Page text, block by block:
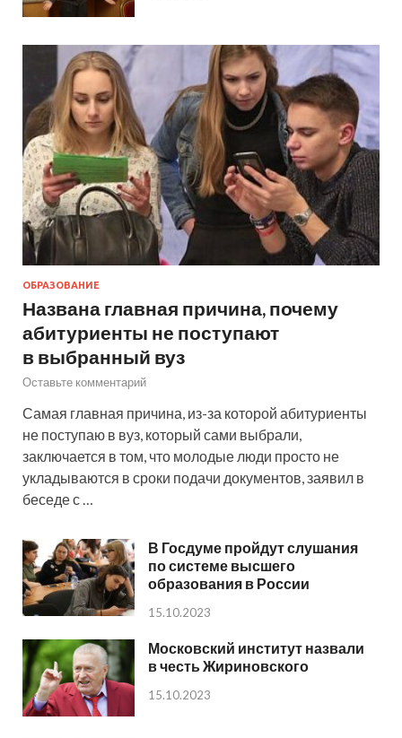
ОБРАЗОВАНИЕ
Названа главная причина, почему
абитуриенты не поступают
в выбранный вуз
Оставьте комментарий
Самая главная причина, из-за которой абитуриенты
не поступаю в вуз, который сами выбрали,
заключается в том, что молодые люди просто не
укладываются в сроки подачи документов, заявил в
беседе с …
В Госдуме пройдут слушания
по системе высшего
образования в России
15.10.2023
Московский институт назвали
в честь Жириновского
15.10.2023